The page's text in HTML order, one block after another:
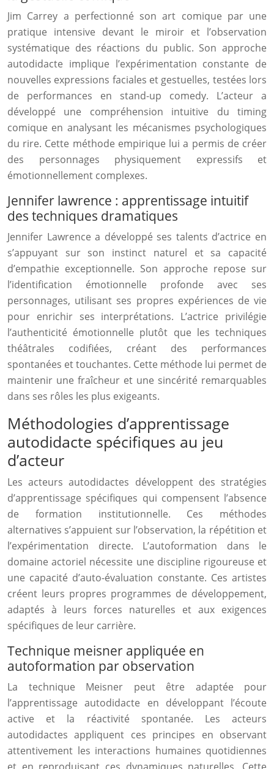
Jim Carrey a perfectionné son art comique par une
pratique intensive devant le miroir et l’observation
systématique des réactions du public. Son approche
autodidacte implique l’expérimentation constante de
nouvelles expressions faciales et gestuelles, testées lors
de performances en stand-up comedy. L’acteur a
développé une compréhension intuitive du timing
comique en analysant les mécanismes psychologiques
du rire. Cette méthode empirique lui a permis de créer
des personnages physiquement expressifs et
émotionnellement complexes.
Jennifer lawrence : apprentissage intuitif
des techniques dramatiques
Jennifer Lawrence a développé ses talents d’actrice en
s’appuyant sur son instinct naturel et sa capacité
d’empathie exceptionnelle. Son approche repose sur
l’identification émotionnelle profonde avec ses
personnages, utilisant ses propres expériences de vie
pour enrichir ses interprétations. L’actrice privilégie
l’authenticité émotionnelle plutôt que les techniques
théâtrales codifiées, créant des performances
spontanées et touchantes. Cette méthode lui permet de
maintenir une fraîcheur et une sincérité remarquables
dans ses rôles les plus exigeants.
Méthodologies d’apprentissage
autodidacte spécifiques au jeu
d’acteur
Les acteurs autodidactes développent des stratégies
d’apprentissage spécifiques qui compensent l’absence
de formation institutionnelle. Ces méthodes
alternatives s’appuient sur l’observation, la répétition et
l’expérimentation directe. L’autoformation dans le
domaine actoriel nécessite une discipline rigoureuse et
une capacité d’auto-évaluation constante. Ces artistes
créent leurs propres programmes de développement,
adaptés à leurs forces naturelles et aux exigences
spécifiques de leur carrière.
Technique meisner appliquée en
autoformation par observation
La technique Meisner peut être adaptée pour
l’apprentissage autodidacte en développant l’écoute
active et la réactivité spontanée. Les acteurs
autodidactes appliquent ces principes en observant
attentivement les interactions humaines quotidiennes